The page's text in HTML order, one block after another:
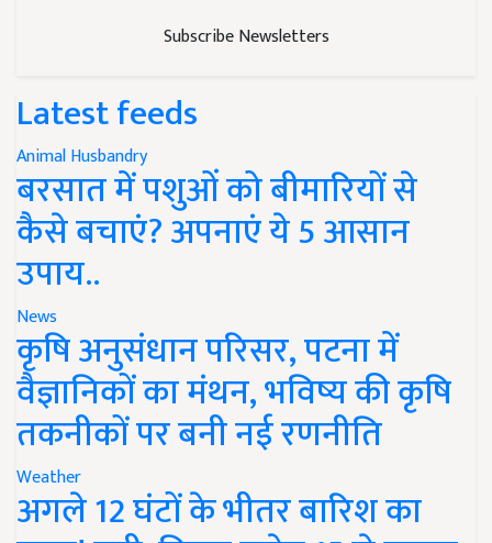
Subscribe Newsletters
Latest feeds
Animal Husbandry
बरसात में पशुओं को बीमारियों से
कैसे बचाएं? अपनाएं ये 5 आसान
उपाय..
News
कृषि अनुसंधान परिसर, पटना में
वैज्ञानिकों का मंथन, भविष्य की कृषि
तकनीकों पर बनी नई रणनीति
Weather
अगले 12 घंटों के भीतर बारिश का